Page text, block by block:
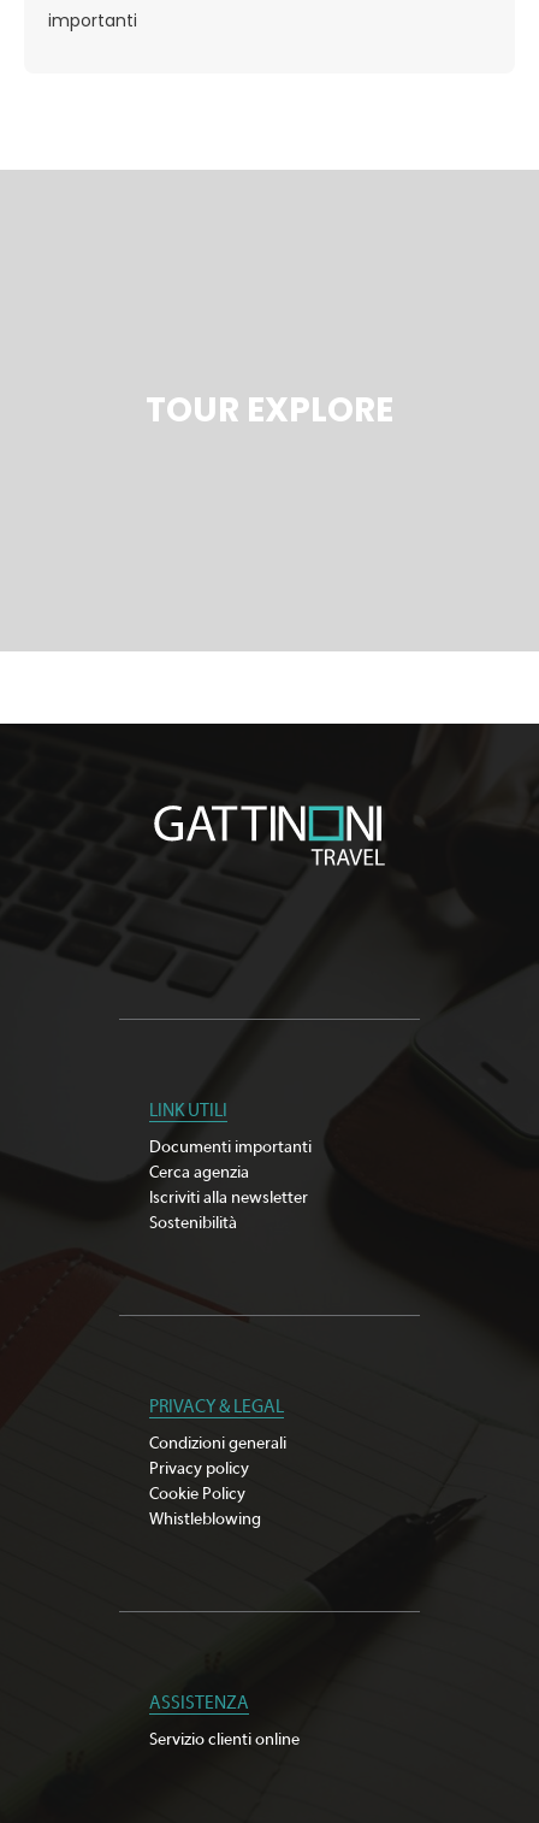
importanti
TOUR EXPLORE
LINK UTILI
Documenti importanti
Cerca agenzia
Iscriviti alla newsletter
Sostenibilità
PRIVACY & LEGAL
Condizioni generali
Privacy policy
Cookie Policy
Whistleblowing
ASSISTENZA
Servizio clienti online